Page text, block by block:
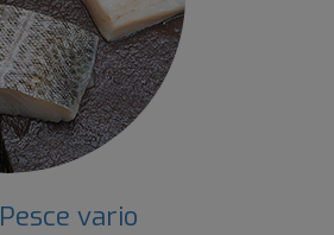
Pesce vario